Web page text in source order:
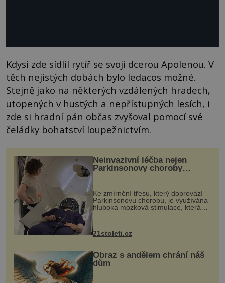
Kdysi zde sídlil rytíř se svoji dcerou Apolenou. V
těch nejistých dobách bylo ledacos možné.
Stejně jako na některých vzdálených hradech,
utopených v hustých a nepřístupných lesích, i
zde si hradní pán občas zvyšoval pomocí své
čeládky bohatství loupežnictvím.
Neinvazivní léčba nejen
Parkinsonovy choroby
Ke zmírnění třesu, který doprovází
Parkinsonovu chorobu, je využívána
hluboká mozková stimulace, která
však vyžaduje vysoce invazivní
k dostatečně přesnému zacílení ...
21stoleti.cz
Obraz s andělem chrání náš
dům